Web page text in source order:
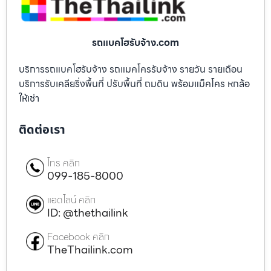
รถแบคโฮรับจ้าง.com
บริการรถแบคโฮรับจ้าง รถแมคโครรับจ้าง รายวัน รายเดือน
บริการรับเคลียริ่งพื้นที่ ปรับพื้นที่ ถมดิน พร้อมแม็คโคร หกล้อ
ให้เช่า
ติดต่อเรา
โทร คลิก
099-185-8000
แอดไลน์ คลิก
ID: @thethailink
Facebook คลิก
TheThailink.com